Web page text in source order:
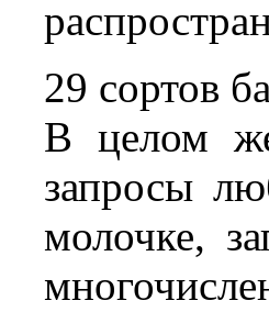
29 сортов
В целом же
запросы
молочке,